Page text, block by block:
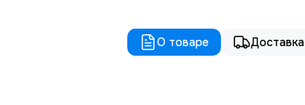
О товаре Доставка